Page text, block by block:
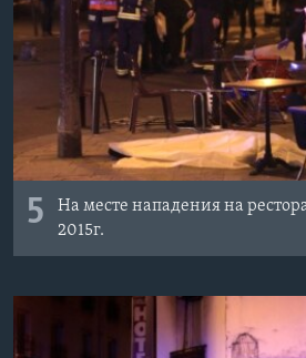
5
На месте нападения на
2015г.